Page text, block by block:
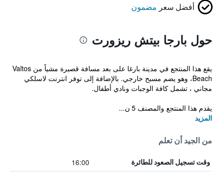
أفضل سعر مضمون
حول بارجا بيتش ريزورت
يقع هذا المنتجع في مدينة بارغا على بعد مسافة قصيرة مشياً من Valtos
Beach، وهو يضم مسبح خارجي. بالإضافة إلى توفر انترنت لاسلكي
مجاني ، تشمل كافة الوجبات ونادي أطفال.
يقدم هذا المنتجع والمصنف 5 ن...
المزيد
من الجيد أن تعلم
وقت تسجيل الصعود للطائرة 16:00